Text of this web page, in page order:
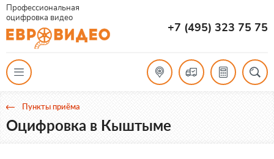
Профессиональная
оцифровка видео
+7 (495) 323 75 75
Пункты приёма
Оцифровка в Кыштыме